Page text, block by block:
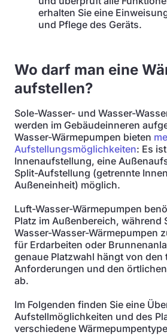
erhalten Sie eine
und Pflege des Geräts.
Wo darf man eine
aufstellen?
Sole-Wasser- und Wasser-
werden im Gebäudeinneren
Wasser-Wärmepumpen bieten
Aufstellungsmöglichkeiten: Es
Innenaufstellung, eine
Split-Aufstellung (getrennte
Außeneinheit) möglich.
Luft-Wasser-Wärmepumpen
Platz im Außenbereich, während
Wasser-Wasser-Wärmepumpen
für Erdarbeiten oder
genaue Platzwahl hängt von den
Anforderungen und den
ab.
Im Folgenden finden Sie eine
Aufstellmöglichkeiten und des
verschiedene